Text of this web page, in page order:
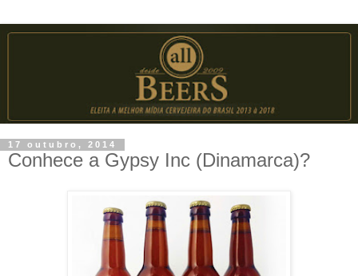
17 outubro, 2014
Conhece a Gypsy Inc (Dinamarca)?